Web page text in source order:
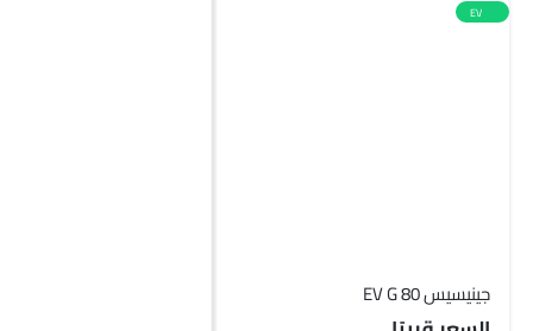
EV
جينيسيس EV G 80